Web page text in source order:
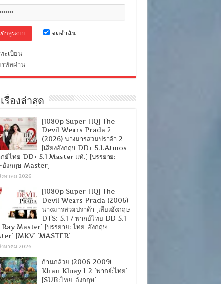
จดจำฉัน
ะเบียน
หัสผ่าน
รื่องล่าสุด
[1080p Super HQ] The
Devil Wears Prada 2
(2026) นางมารสวมปราด้า 2
[เสียงอังกฤษ DD+ 5.1.Atmos
ย์ไทย DD+ 5.1 Master แท้.] [บรรยาย:
อังกฤษ Master]
งหาคม 2026
[1080p Super HQ] The
Devil Wears Prada (2006)
นางมารสวมปราด้า [เสียงอังกฤษ
DTS: 5.1 / พากย์ไทย DD 5.1
Master] [บรรยาย: ไทย-อังกฤษ
[MKV] [MASTER]
งหาคม 2026
ก้านกล้วย (2006-2009)
Khan Kluay 1-2 [พากย์:ไทย]
[SUB:ไทย+อังกฤษ]